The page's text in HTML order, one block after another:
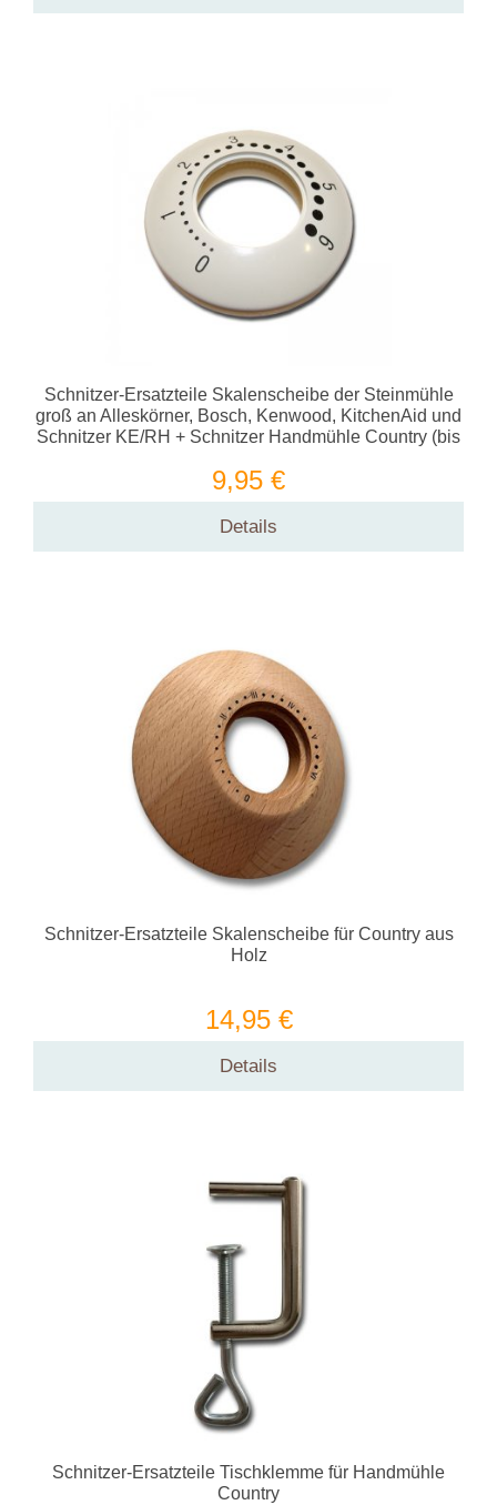
Schnitzer-Ersatzteile Skalenscheibe der Steinmühle
groß an Alleskörner, Bosch, Kenwood, KitchenAid und
Schnitzer KE/RH + Schnitzer Handmühle Country (bis
9,95 €
Details
Schnitzer-Ersatzteile Skalenscheibe für Country aus
Holz
14,95 €
Details
Schnitzer-Ersatzteile Tischklemme für Handmühle
Country